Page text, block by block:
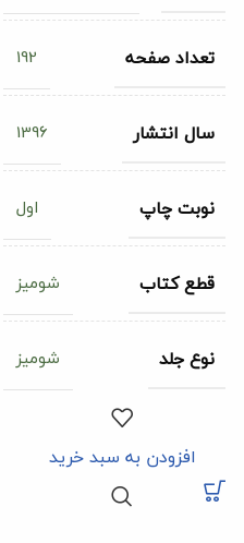
تعداد صفحه 192
سال انتشار 1396
نوبت چاپ اول
قطع کتاب شومیز
نوع جلد شومیز
افزودن به سبد خرید